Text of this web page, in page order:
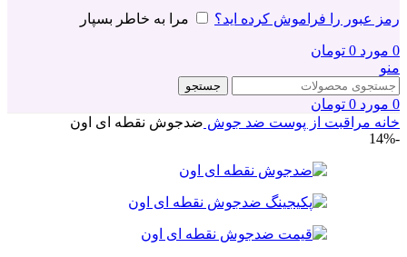
رمز عبور را فراموش کرده اید؟ مرا به خاطر بسپار
0 مورد 0 تومان
منو
جستجو
0 مورد 0 تومان
خانه مراقبت از پوست ضد جوش ضدجوش نقطه ای اون
-14%